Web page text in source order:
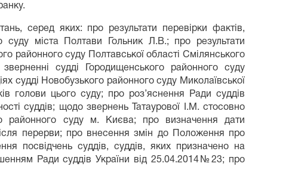
серед яких: про результати перевірки фактів,
суду міста Полтави Гольник Л.В.; про результати
районного суду Полтавської області Смілянського
судді Городищенського районного суду
судді Новобузького районного суду Миколаївської
голови цього суду; про роз’яснення Ради суддів
суддів; щодо звернень Татаурової І.М. стосовно
районного суду м. Києва; про визначення дати
перерви; про внесення змін до Положення про
посвідчень суддів, суддів, яких призначено на
Ради суддів України від 25.04.2014№23; про